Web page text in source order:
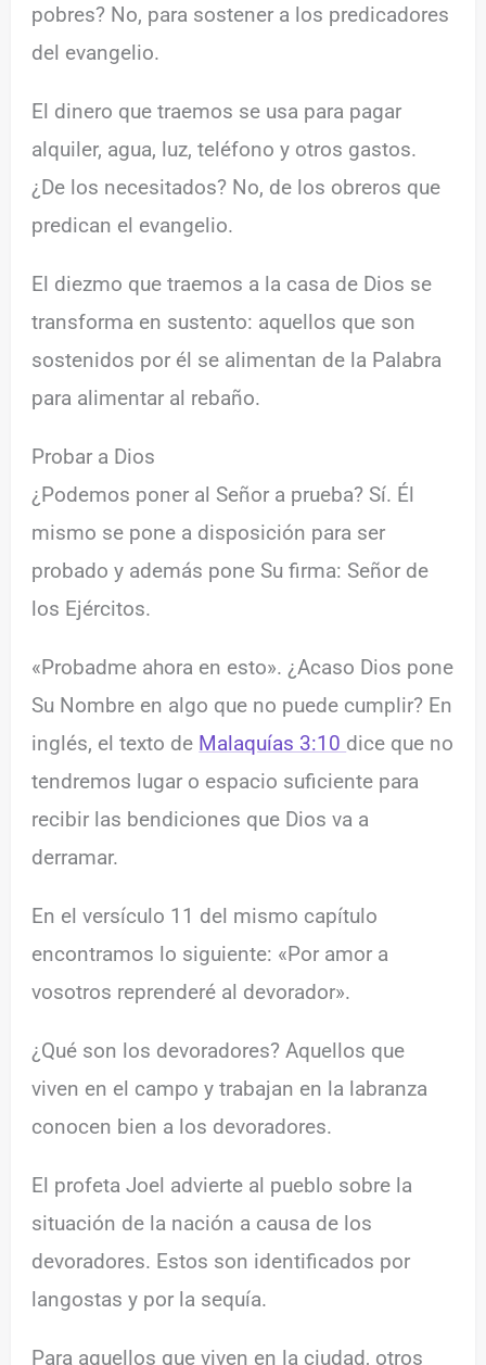
pobres? No, para sostener a los predicadores
del evangelio.
El dinero que traemos se usa para pagar
alquiler, agua, luz, teléfono y otros gastos.
¿De los necesitados? No, de los obreros que
predican el evangelio.
El diezmo que traemos a la casa de Dios se
transforma en sustento: aquellos que son
sostenidos por él se alimentan de la Palabra
para alimentar al rebaño.
Probar a Dios
¿Podemos poner al Señor a prueba? Sí. Él
mismo se pone a disposición para ser
probado y además pone Su firma: Señor de
los Ejércitos.
«Probadme ahora en esto». ¿Acaso Dios pone
Su Nombre en algo que no puede cumplir? En
inglés, el texto de Malaquías 3:10 dice que no
tendremos lugar o espacio suficiente para
recibir las bendiciones que Dios va a
derramar.
En el versículo 11 del mismo capítulo
encontramos lo siguiente: «Por amor a
vosotros reprenderé al devorador».
¿Qué son los devoradores? Aquellos que
viven en el campo y trabajan en la labranza
conocen bien a los devoradores.
El profeta Joel advierte al pueblo sobre la
situación de la nación a causa de los
devoradores. Estos son identificados por
langostas y por la sequía.
Para aquellos que viven en la ciudad, otros